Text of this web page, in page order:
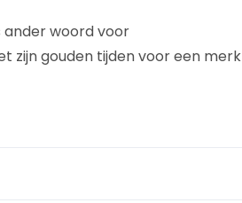
ander woord voor
zijn gouden tijden voor een merk